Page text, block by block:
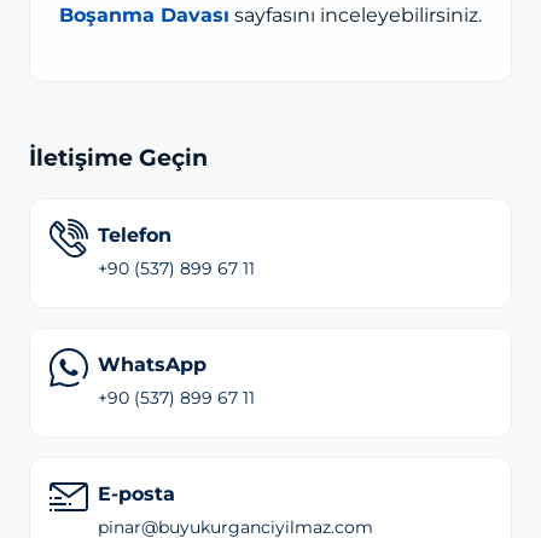
Boşanma Davası sayfasını inceleyebilirsiniz.
İletişime Geçin
+90 (537) 899 67 11
Telefon
+90 (537) 899 67 11
WhatsApp
pinar@buyukurganciyilmaz.com
E-posta